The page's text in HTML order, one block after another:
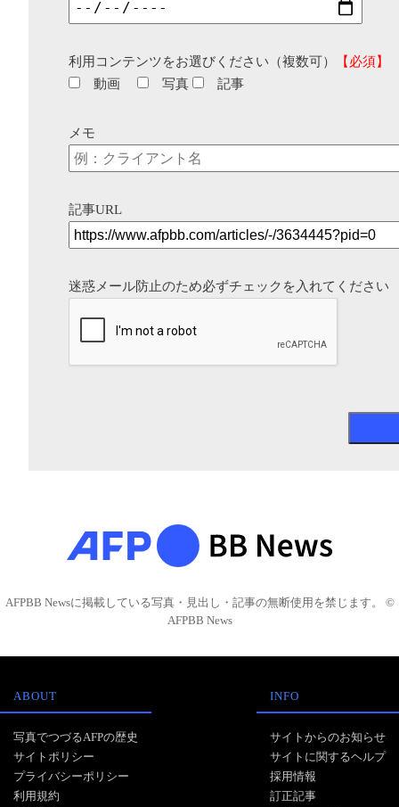
利用コンテンツをお選びください（複数可）
【必須】
動画
写真 記事
メモ
記事URL
迷惑メール防止のため必ずチェックを入れてください
AFPBB Newsに掲載している写真・見出し・記事の無断使用を禁じます。 ©
AFPBB News
ABOUT
写真でつづるAFPの歴史
サイトポリシー
プライバシーポリシー
利用規約
INFO
サイトからのお知らせ
サイトに関するヘルプ
採用情報
訂正記事